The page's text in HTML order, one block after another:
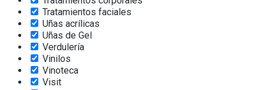
Tratamientos faciales
Uñas acrílicas
Uñas de Gel
Verdulería
Vinilos
Vinoteca
Visit